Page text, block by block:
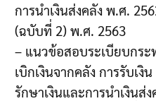
การนำเงินส่งคลัง พ.ศ.
(ฉบับที่ 2) พ.ศ. 2563
– แนวข้อสอบระเบียบกระ
เบิกเงินจากคลัง การรับเงิ
รักษาเงินและการนำเงินส่